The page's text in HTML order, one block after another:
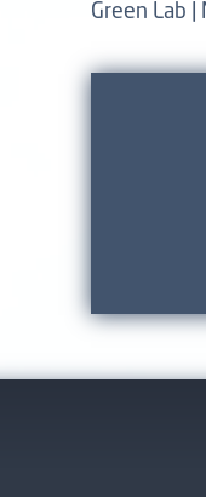
Green Lab